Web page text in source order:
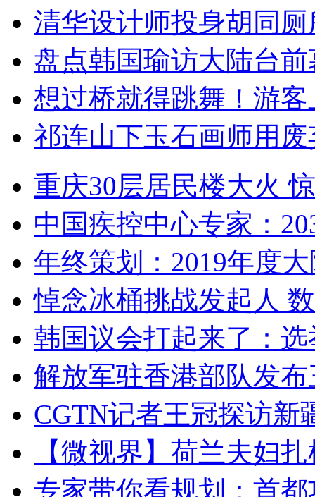
清华设计师投身胡同
盘点韩国瑜访大陆台
想过桥就得跳舞！游客
祁连山下玉石画师用
重庆30层居民楼大火
中国疾控中心专家：
年终策划：2019年度
悼念冰桶挑战发起人
韩国议会打起来了：
解放军驻香港部队发
CGTN记者王冠探访新
【微视界】荷兰夫妇
专家带你看规划：首